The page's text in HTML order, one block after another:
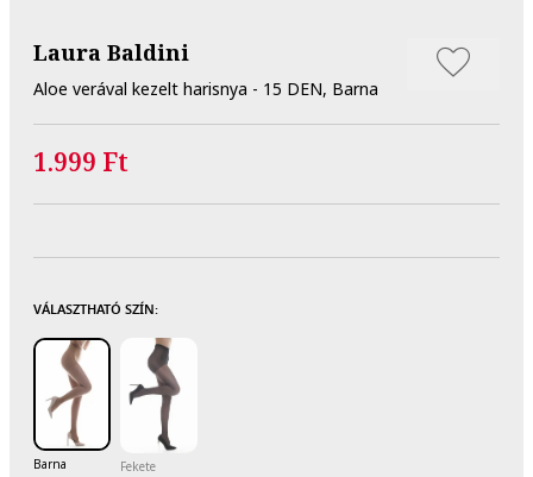
Laura Baldini
Aloe verával kezelt harisnya - 15 DEN, Barna
1.999 Ft
VÁLASZTHATÓ SZÍN:
Barna Fekete